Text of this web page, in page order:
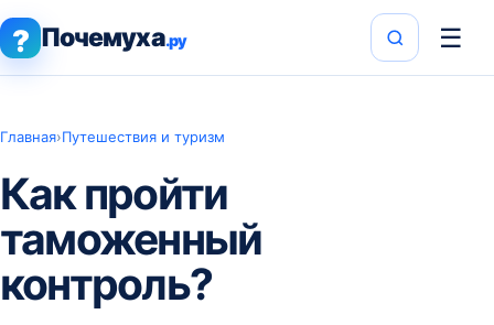
? Почемуха.ру ☰
Главная›Путешествия и туризм
Как пройти
таможенный
контроль?